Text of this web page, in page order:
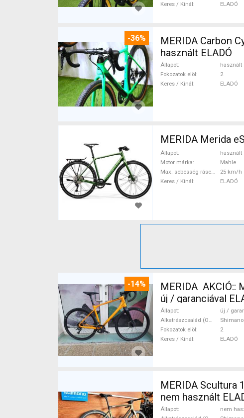
Keres / Kínál
ELADÓ
-36%
MERIDA Carbon
használt ELADÓ
Állapot
használt
Fokozatok elöl
2
Keres / Kínál
ELADÓ
MERIDA Merida
Állapot
használt
Motor márka
Mahle
Max. sebesség rásegítéssel
25 km/h
Keres / Kínál
ELADÓ
-14%
MERIDA AKCIÓ::
új / garanciával
Állapot
új /
Alkatrészcsalád (Outi)
Shimano
Fokozatok elöl
2
Keres / Kínál
ELADÓ
MERIDA Scultura
nem használt
Állapot
nem